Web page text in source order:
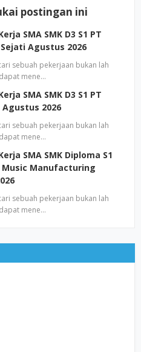
postingan ini
SMA SMK D3 S1 PT
Agustus 2026
sebuah pekerjaan bukan lah
mene…
SMA SMK D3 S1 PT
Agustus 2026
sebuah pekerjaan bukan lah
mene…
SMA SMK Diploma S1
Music Manufacturing
sebuah pekerjaan bukan lah
mene…